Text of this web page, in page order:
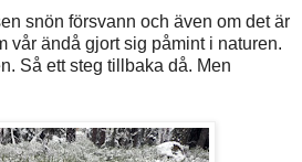
snön försvann och även om det är
vår ändå gjort sig påmint i naturen.
Så ett steg tillbaka då. Men